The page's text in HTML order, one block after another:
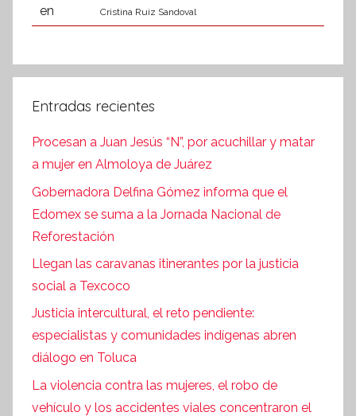
Cristina Ruiz Sandoval
Entradas recientes
Procesan a Juan Jesús “N”, por acuchillar y matar
a mujer en Almoloya de Juárez
Gobernadora Delfina Gómez informa que el
Edomex se suma a la Jornada Nacional de
Reforestación
Llegan las caravanas itinerantes por la justicia
social a Texcoco
Justicia intercultural, el reto pendiente:
especialistas y comunidades indígenas abren
diálogo en Toluca
La violencia contra las mujeres, el robo de
vehículo y los accidentes viales concentraron el